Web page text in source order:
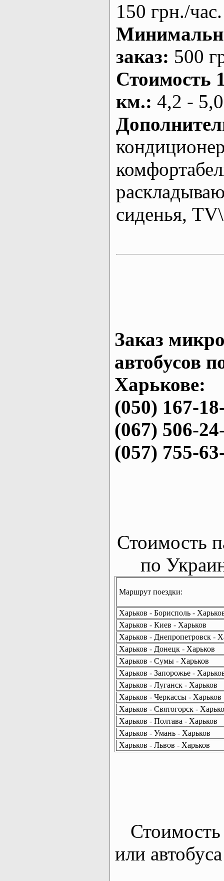
150 грн./час.
заказ: 500
Стоимость
км.: 4,2 -
сиденья,
Заказ
автобусов
Харькове:
(050) 167-
(067) 506-
(057) 755-
Стоимость
по
Маршрут поездки:
Харьков - Борисполь -
Харьков - Киев - Харьков
Харьков - Днепропетровск -
Харьков - Донецк - Харьков
Харьков - Сумы - Харьков
Харьков - Запорожье -
Харьков - Луганск - Харьков
Харьков - Черкассы - Харьков
Харьков - Святогорск -
Харьков - Полтава - Харьков
Харьков - Умань - Харьков
Харьков - Львов - Харьков
Стоимость
или